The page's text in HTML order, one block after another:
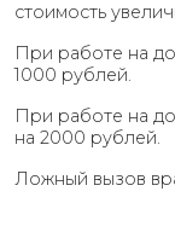
стоимость
При работе на
1000 рублей.
При работе на
на 2000 рублей.
Ложный вызов